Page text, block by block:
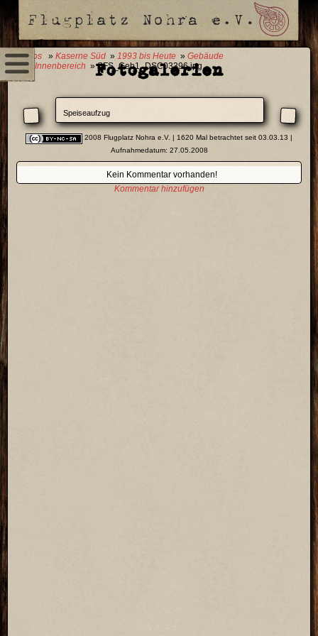
0 Fotos » Kaserne Süd » 1993 bis Heute » Gebäude
01» Innenbereich » SFS_Geb1_DSC03396.jpg
Fotogalerien
Speiseaufzug
2008 Flugplatz Nohra e.V. | 1620 Mal betrachtet seit 03.03.13 |
Aufnahmedatum: 27.05.2008
Kein Kommentar vorhanden!
Kommentar hinzufügen